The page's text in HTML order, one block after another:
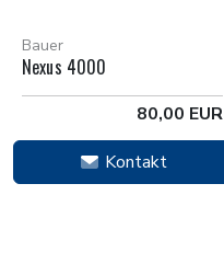
Bauer
Nexus 4000
80,00 EUR
Kontakt